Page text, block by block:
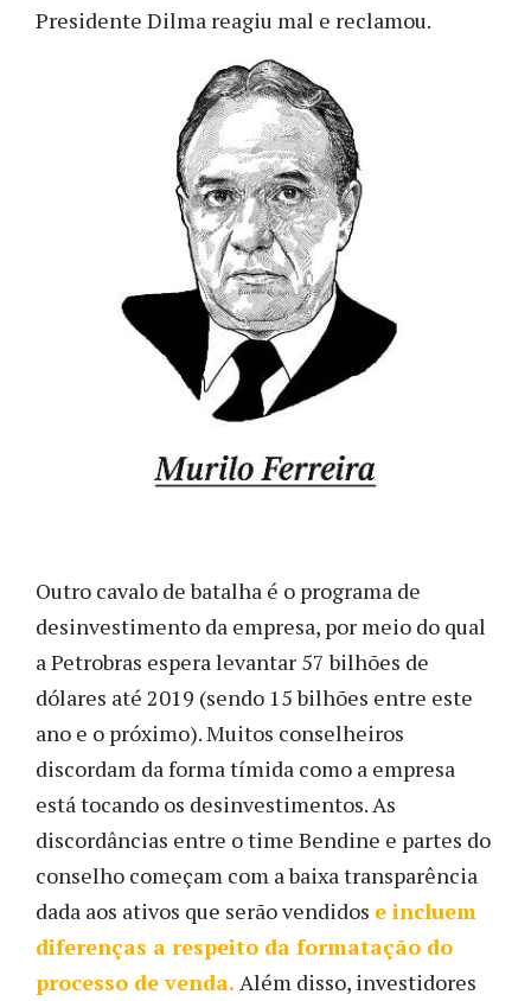
Presidente Dilma reagiu mal e reclamou.
Outro cavalo de batalha é o programa de
desinvestimento da empresa, por meio do qual
a Petrobras espera levantar 57 bilhões de
dólares até 2019 (sendo 15 bilhões entre este
ano e o próximo). Muitos conselheiros
discordam da forma tímida como a empresa
está tocando os desinvestimentos. As
discordâncias entre o time Bendine e partes do
conselho começam com a baixa transparência
dada aos ativos que serão vendidos e incluem
diferenças a respeito da formatação do
processo de venda. Além disso, investidores